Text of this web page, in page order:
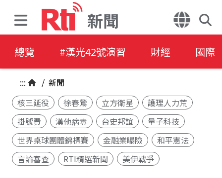
新聞
總覽 #漢光42號演習 財經 國際
::: / 新聞
核三延役
徐春鶯 立方衛星
護理人力荒
掛號費
漢他病毒 台史邦誼
量子科技
世界桌球團體錦標賽
金融業曝險
和平憲法
言論審查
RTI精選新聞 美伊戰爭